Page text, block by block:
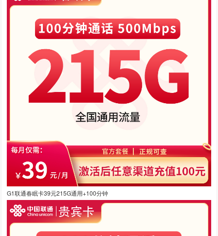
G1联通春眠卡39元215G通用+100分钟